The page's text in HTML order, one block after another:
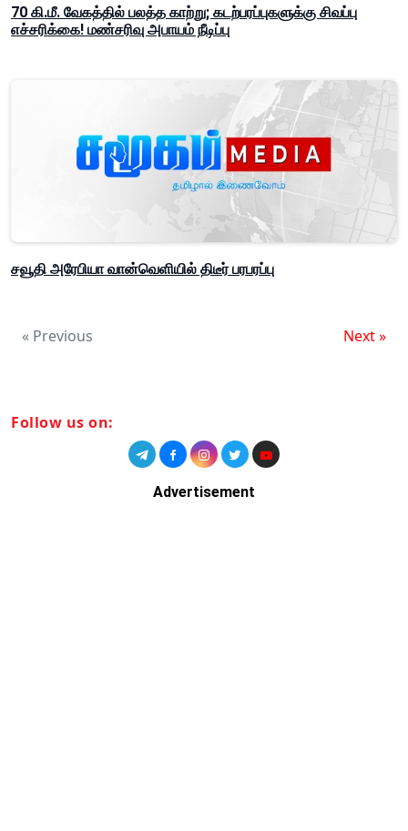
70 கி.மீ. வேகத்தில் பலத்த காற்று; கடற்பரப்புகளுக்கு சிவப்பு
எச்சரிக்கை! மண்சரிவு அபாயம் நீடிப்பு
சவூதி அரேபியா வான்வெளியில் திடீர் பரபரப்பு
« Previous Next »
Follow us on:
Advertisement